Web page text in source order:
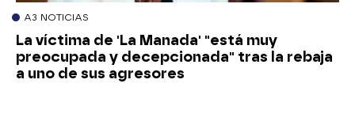
A3 NOTICIAS
La víctima de 'La Manada' "está muy
preocupada y decepcionada" tras la rebaja
a uno de sus agresores